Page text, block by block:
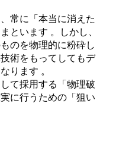
常に「本当に消えた
といます 。しかし、
のを物理的に粉砕し
術をもってしてもデ
ります 。
て採用する「物理破
に行うための「狙い